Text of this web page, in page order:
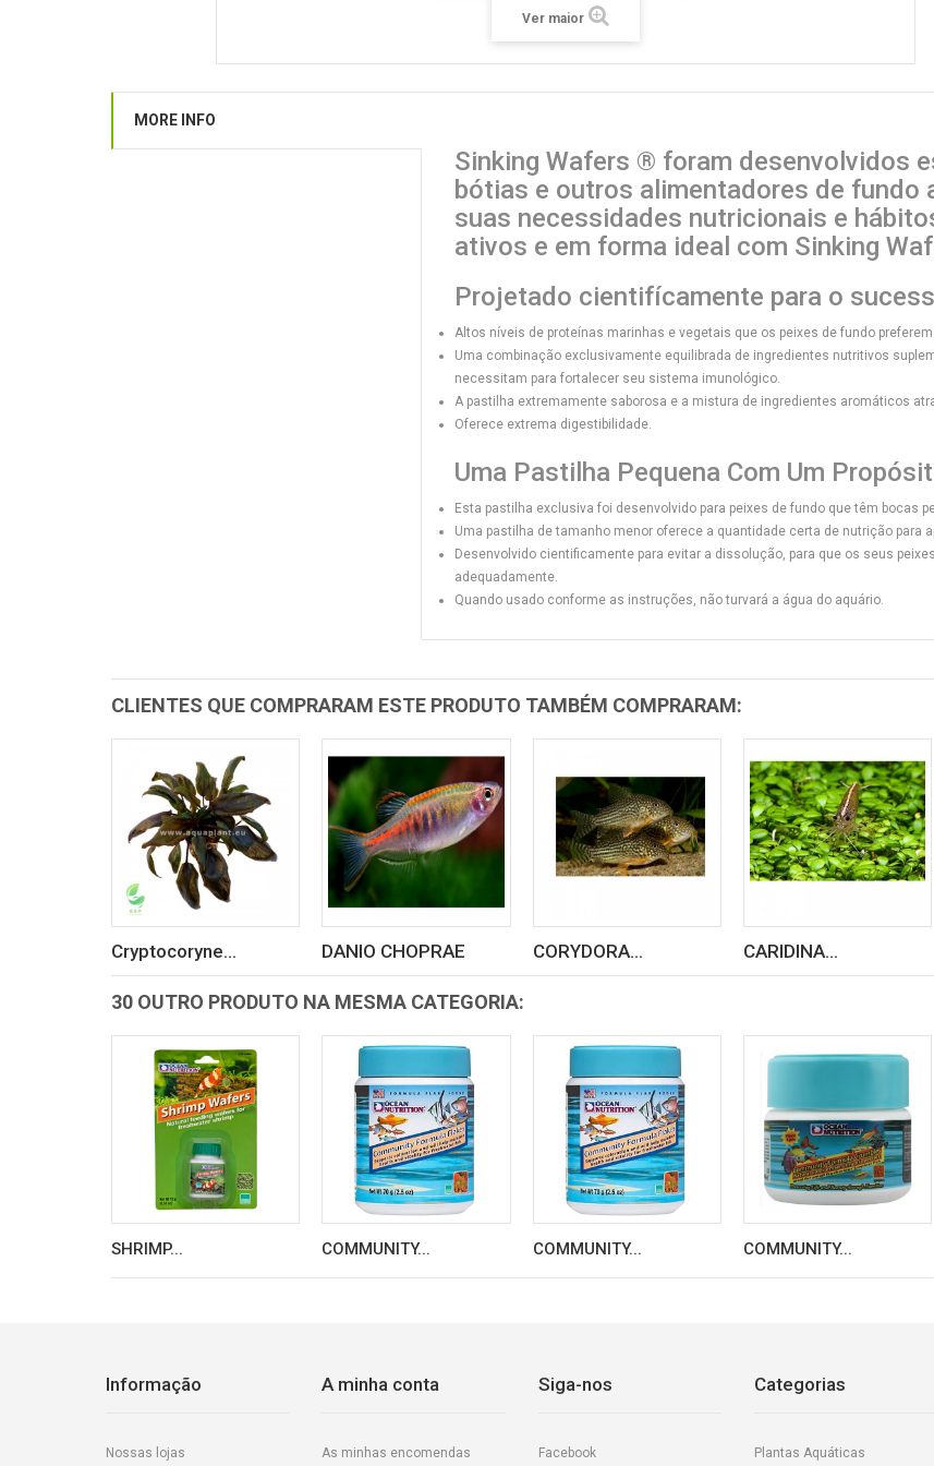
Ver maior
MORE INFO
Sinking Wafers ® foram desenvolvidos
bótias e outros alimentadores de fundo
suas necessidades nutricionais e
ativos e em forma ideal com Sinking
Projetado cientifícamente para o
Altos níveis de proteínas marinhas e vegetais que os peixes de fundo preferem
Uma combinação exclusivamente equilibrada de ingredientes nutritivos
necessitam para fortalecer seu sistema imunológico.
A pastilha extremamente saborosa e a mistura de ingredientes aromáticos
Oferece extrema digestibilidade.
Uma Pastilha Pequena Com Um
Esta pastilha exclusiva foi desenvolvido para peixes de fundo que têm bocas
Uma pastilha de tamanho menor oferece a quantidade certa de nutrição para
Desenvolvido cientificamente para evitar a dissolução, para que os seus
adequadamente.
Quando usado conforme as instruções, não turvará a água do aquário.
CLIENTES QUE COMPRARAM ESTE PRODUTO TAMBÉM COMPRARAM:
Cryptocoryne... DANIO CHOPRAE CORYDORA... CARIDINA...
30 OUTRO PRODUTO NA MESMA CATEGORIA:
SHRIMP... COMMUNITY... COMMUNITY... COMMUNITY...
Informação
Nossas lojas
A minha conta
As minhas encomendas
Siga-nos
Facebook
Categorias
Plantas Aquáticas